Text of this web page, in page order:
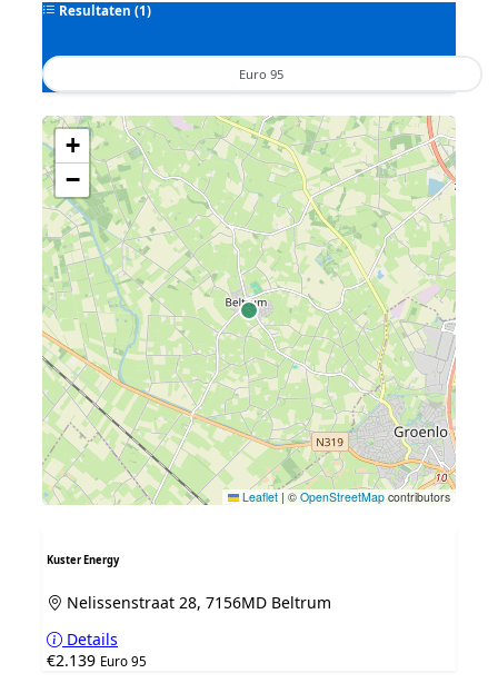
Resultaten (1)
Euro 95
Geen tankstations met locatiegegevens gevonden.
De kaart kan niet worden weergegeven zonder GPS coördinaten.
+
−
Leaflet | © OpenStreetMap contributors
Kuster Energy
Nelissenstraat 28, 7156MD Beltrum
Details
€2.139 Euro 95